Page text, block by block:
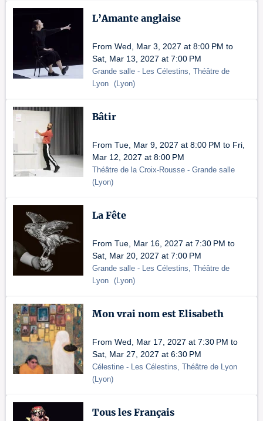
L’Amante anglaise
From Wed, Mar 3, 2027 at 8:00 PM to
Sat, Mar 13, 2027 at 7:00 PM
Grande salle - Les Célestins, Théâtre de
Lyon (Lyon)
Bâtir
From Tue, Mar 9, 2027 at 8:00 PM to Fri,
Mar 12, 2027 at 8:00 PM
Théâtre de la Croix-Rousse - Grande salle
(Lyon)
La Fête
From Tue, Mar 16, 2027 at 7:30 PM to
Sat, Mar 20, 2027 at 7:00 PM
Grande salle - Les Célestins, Théâtre de
Lyon (Lyon)
Mon vrai nom est Elisabeth
From Wed, Mar 17, 2027 at 7:30 PM to
Sat, Mar 27, 2027 at 6:30 PM
Célestine - Les Célestins, Théâtre de Lyon
(Lyon)
Tous les Français